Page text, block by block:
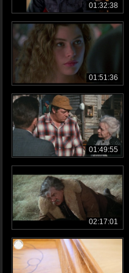
01:32:38
01:51:36
01:49:55
02:17:01